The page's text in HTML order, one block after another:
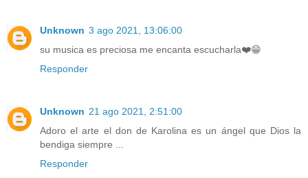
Unknown 3 ago 2021, 13:06:00
su musica es preciosa me encanta escucharla❤️😁
Responder
Unknown 21 ago 2021, 2:51:00
Adoro el arte el don de Karolina es un ángel que Dios la
bendiga siempre ...
Responder